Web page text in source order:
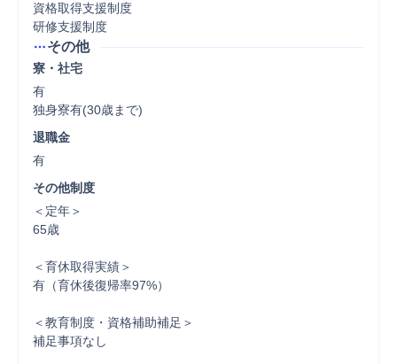
資格取得支援制度
研修支援制度
その他
寮・社宅
有
独身寮有(30歳まで)
退職金
有
その他制度
＜定年＞
65歳
＜育休取得実績＞
有（育休後復帰率97%）
＜教育制度・資格補助補足＞
補足事項なし